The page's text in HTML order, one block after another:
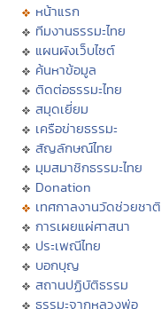
หน้าแรก
ทีมงานธรรมะไทย
แผนผังเว็บไซต์
ค้นหาข้อมูล
ติดต่อธรรมะไทย
สมุดเยี่ยม
เครือข่ายธรรมะ
สัญลักษณ์ไทย
มุมสมาชิกธรรมะไทย
Donation
เทศกาลงานวัดช่วยชาติ
การเผยแผ่ศาสนา
ประเพณีไทย
บอกบุญ
สถานปฏิบัติธรรม
ธรรมะจากหลวงพ่อ